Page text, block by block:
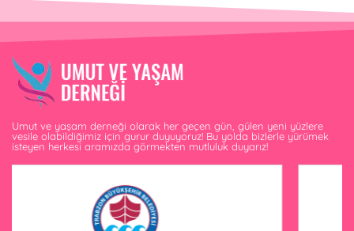
Umut ve yaşam derneği olarak her geçen gün, gülen yeni yüzlere
vesile olabildiğimiz için gurur duyuyoruz! Bu yolda bizlerle yürümek
isteyen herkesi aramızda görmekten mutluluk duyarız!